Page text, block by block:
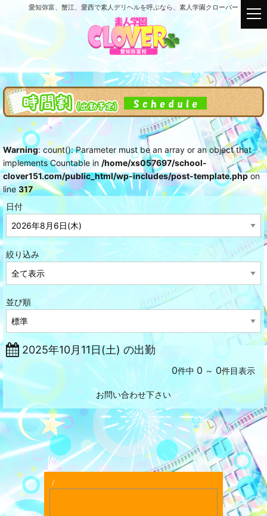
愛知弥富、蟹江、愛西で素人デリヘルを呼ぶなら、素人学園クローバー
Warning: count(): Parameter must be an array or an object that
implements Countable in /home/xs057697/school-
clover151.com/public_html/wp-includes/post-template.phpon
line 317
日付
絞り込み
並び順
2025年10月11日(土) の出勤
0件中 0 ～ 0件目表示
お問い合わせ下さい
t
o
e
n
a
v
i
g
a
t
i